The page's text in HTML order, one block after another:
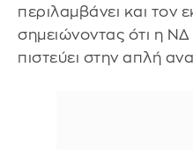
περιλαμβάνει και τον
σημειώνοντας ότι η ΝΔ
πιστεύει στην απλή